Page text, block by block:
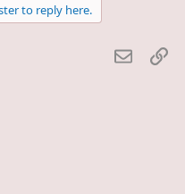
to reply here.
WhatsApp
E-Mail